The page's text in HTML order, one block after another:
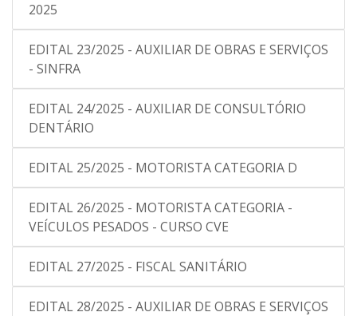
2025
EDITAL 23/2025 - AUXILIAR DE OBRAS E SERVIÇOS
- SINFRA
EDITAL 24/2025 - AUXILIAR DE CONSULTÓRIO
DENTÁRIO
EDITAL 25/2025 - MOTORISTA CATEGORIA D
EDITAL 26/2025 - MOTORISTA CATEGORIA -
VEÍCULOS PESADOS - CURSO CVE
EDITAL 27/2025 - FISCAL SANITÁRIO
EDITAL 28/2025 - AUXILIAR DE OBRAS E SERVIÇOS